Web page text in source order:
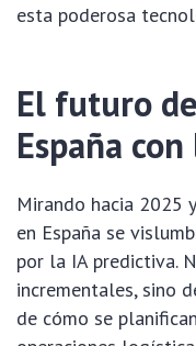
esta poderosa
El futuro
España
Mirando hacia 2025
en España se
por la IA predictiva.
incrementales, sino
de cómo se